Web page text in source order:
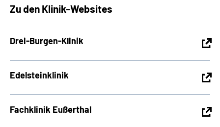
Zu den Klinik-Websites
Drei-Burgen-Klinik
Edelsteinklinik
Fachklinik Eußerthal